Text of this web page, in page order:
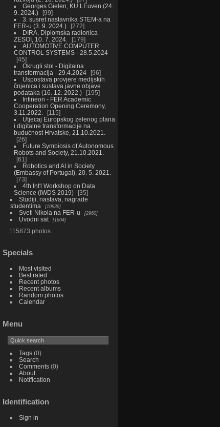
Georges Gielen, KU LEuven (24.
9. 2024.)
99
3. susret nastavnika STEM-a na
FER-u (3. 9. 2024.)
272
DIRA, Diplomska radionica
ZESOI, 10. 7. 2024.
179
AUTOMOTIVE COMPUTER
CONTROL SYSTEMS - 28.5.2024
45
Okrugli stol - Digitalna
transformacija - 29.4.2024
96
Uspostava provjere medijskih
čnjenica i sustava javne objave
podataka (16. 12. 2022.)
195
Infineon - FER Academic
Cooperation Opening Ceremony,
3.11.2022.
115
Utjecaj Europskog zelenog plana
i digitalne transformacije na
budućnost Hrvatske, 21.10.2021.
26
Future Symbiosis of Autonomous
Robots and Society, 21.10.2021.
61
Robotics and AI in Society
(Embassy of Portugal), 20. 5. 2021.
73
4th Int'l Workshop on Data
Science (IWDS 2019)
35
Studiji, nastava, nagrade
studentima
10939
Sveti Nikola na FER-u 2960
Uvodni sat 1604
115873 photos
Specials
Most visited
Best rated
Recent photos
Recent albums
Random photos
Calendar
Menu
Tags(0)
Search
Comments(0)
About
Notification
Identification
Sign in